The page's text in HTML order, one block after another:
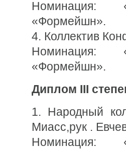
Номинация:
«Формейшн».
4. Коллектив
Номинация:
«Формейшн».
Диплом III
1. Народный
Миасс,рук .
Номинация: